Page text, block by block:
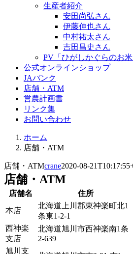
生産者紹介
安田尚弘さん
伊藤伸也さん
中村祐太さん
吉田昌史さん
PV「ひがしかぐらのお米
公式オンラインショップ
JAバンク
店舗・ATM
営農計画書
リンク集
お問い合わせ
ホーム
店舗・ATM
店舗・ATMcrane2020-08-
店舗・ATM
店舗名 住所
本店
北海道上川郡東神楽町北1
条東1‐2‐1
西神楽
支店
北海道旭川市西神楽南1条
2‐639
旭川支